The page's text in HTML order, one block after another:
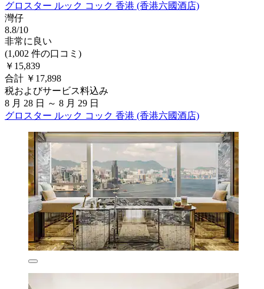
グロスター ルック コック 香港 (香港六國酒店)
灣仔
8.8/10
非常に良い
(1,002 件の口コミ)
￥15,839
合計 ￥17,898
税およびサービス料込み
8 月 28 日 ～ 8 月 29 日
グロスター ルック コック 香港 (香港六國酒店)